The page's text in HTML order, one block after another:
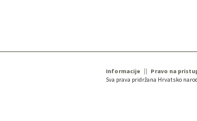
Informacije Pravo na
Sva prava pridržana Hrvatsko